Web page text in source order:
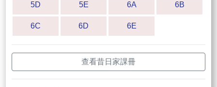
5D 5E 6A 6B
6C 6D 6E
查看昔日家課冊